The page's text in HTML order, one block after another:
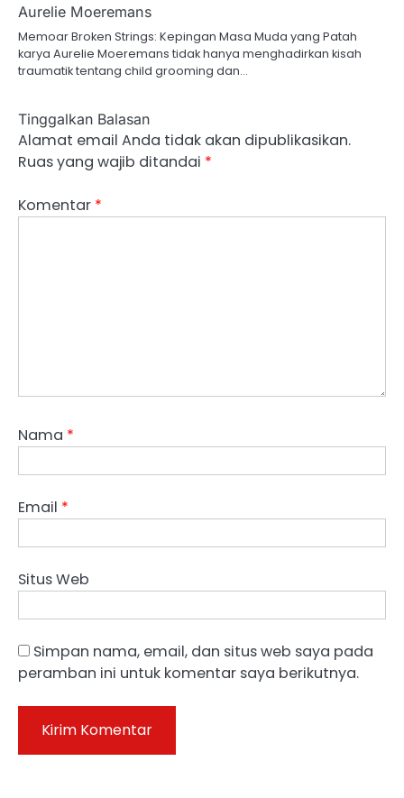
Aurelie Moeremans
Memoar Broken Strings: Kepingan Masa Muda yang Patah
karya Aurelie Moeremans tidak hanya menghadirkan kisah
traumatik tentang child grooming dan…
Tinggalkan Balasan
Alamat email Anda tidak akan dipublikasikan.
Ruas yang wajib ditandai *
Komentar *
Nama *
Email *
Situs Web
Simpan nama, email, dan situs web saya pada
peramban ini untuk komentar saya berikutnya.